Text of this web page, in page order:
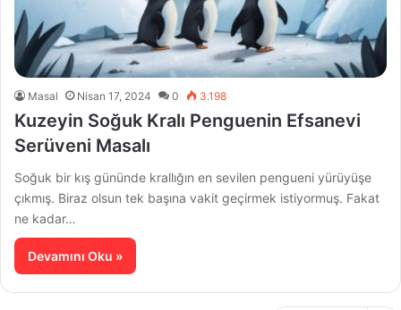
Masal Nisan 17, 2024 0 3.198
Kuzeyin Soğuk Kralı Penguenin Efsanevi
Serüveni Masalı
Soğuk bir kış gününde krallığın en sevilen pengueni yürüyüşe
çıkmış. Biraz olsun tek başına vakit geçirmek istiyormuş. Fakat
ne kadar…
Devamını Oku »